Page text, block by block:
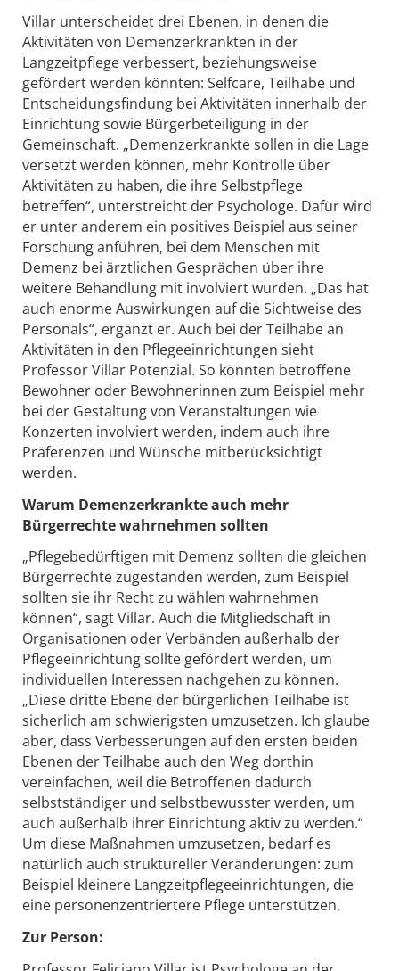
Villar unterscheidet drei Ebenen, in denen die
Aktivitäten von Demenzerkrankten in der
Langzeitpflege verbessert, beziehungsweise
gefördert werden könnten: Selfcare, Teilhabe und
Entscheidungsfindung bei Aktivitäten innerhalb der
Einrichtung sowie Bürgerbeteiligung in der
Gemeinschaft. „Demenzerkrankte sollen in die Lage
versetzt werden können, mehr Kontrolle über
Aktivitäten zu haben, die ihre Selbstpflege
betreffen“, unterstreicht der Psychologe. Dafür wird
er unter anderem ein positives Beispiel aus seiner
Forschung anführen, bei dem Menschen mit
Demenz bei ärztlichen Gesprächen über ihre
weitere Behandlung mit involviert wurden. „Das hat
auch enorme Auswirkungen auf die Sichtweise des
Personals“, ergänzt er. Auch bei der Teilhabe an
Aktivitäten in den Pflegeeinrichtungen sieht
Professor Villar Potenzial. So könnten betroffene
Bewohner oder Bewohnerinnen zum Beispiel mehr
bei der Gestaltung von Veranstaltungen wie
Konzerten involviert werden, indem auch ihre
Präferenzen und Wünsche mitberücksichtigt
werden.
Warum Demenzerkrankte auch mehr
Bürgerrechte wahrnehmen sollten
„Pflegebedürftigen mit Demenz sollten die gleichen
Bürgerrechte zugestanden werden, zum Beispiel
sollten sie ihr Recht zu wählen wahrnehmen
können“, sagt Villar. Auch die Mitgliedschaft in
Organisationen oder Verbänden außerhalb der
Pflegeeinrichtung sollte gefördert werden, um
individuellen Interessen nachgehen zu können.
„Diese dritte Ebene der bürgerlichen Teilhabe ist
sicherlich am schwierigsten umzusetzen. Ich glaube
aber, dass Verbesserungen auf den ersten beiden
Ebenen der Teilhabe auch den Weg dorthin
vereinfachen, weil die Betroffenen dadurch
selbstständiger und selbstbewusster werden, um
auch außerhalb ihrer Einrichtung aktiv zu werden.“
Um diese Maßnahmen umzusetzen, bedarf es
natürlich auch struktureller Veränderungen: zum
Beispiel kleinere Langzeitpflegeeinrichtungen, die
eine personenzentriertere Pflege unterstützen.
Zur Person: